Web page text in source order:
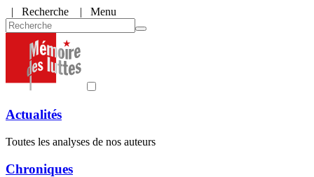
| Recherche | Menu
Actualités
Toutes les analyses de nos auteurs
Chroniques